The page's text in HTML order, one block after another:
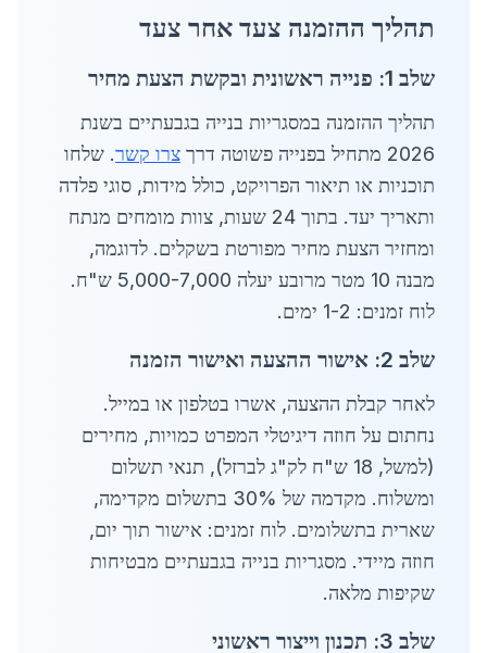
תהליך ההזמנה צעד אחר צעד
שלב 1: פנייה ראשונית ובקשת הצעת מחיר
תהליך ההזמנה במסגריות בנייה בגבעתיים בשנת
2026 מתחיל בפנייה פשוטה דרך
צרו קשר. שלחו
תוכניות או תיאור הפרויקט, כולל מידות, סוגי פלדה
ותאריך יעד. בתוך 24 שעות, צוות מומחים מנתח
ומחזיר הצעת מחיר מפורטת בשקלים. לדוגמה,
מבנה 10 מטר מרובע יעלה 5,000-7,000 ש"ח.
לוח זמנים: 1-2 ימים.
שלב 2: אישור ההצעה ואישור הזמנה
לאחר קבלת ההצעה, אשרו בטלפון או במייל.
נחתום על חוזה דיגיטלי המפרט כמויות, מחירים
(למשל, 18 ש"ח לק"ג לברזל), תנאי תשלום
ומשלוח. מקדמה של 30% בתשלום מקדימה,
שארית בתשלומים. לוח זמנים: אישור תוך יום,
חוזה מיידי. מסגריות בנייה בגבעתיים מבטיחות
שקיפות מלאה.
שלב 3: תכנון וייצור ראשוני